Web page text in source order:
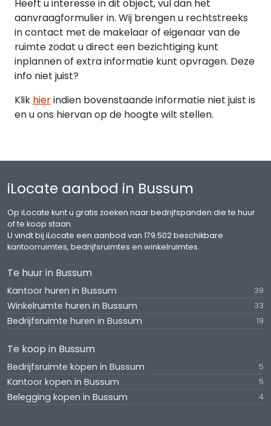
Huurprijsindexering
Jaarlijks, voor het eerst één jaar na de
huuringangsdatum, wordt de laatst geldende
huurprijs verhoogd op basis van het
maandprijsindexcijfer volgens de
consumentenprijsindex (CPI) reeks alle
huishoudens (2015 = 100), gepubliceerd door het
De op te stellen huurovereenkomst is conform de
Zaken in september 2012 is vastgesteld en zoals
gehanteerd door de Nederlandse Vereniging van
Makelaars (NVM) met de bijbehorende algemene
Bestemming
De richtlijnen van de NS geven aan dat de winkel
bestemd is voor horeca.
Gunning
De verhuurder behoudt zich het recht van gunning
voor.
Heeft u interesse in dit object, vul dan het
aanvraagformulier in. Wij brengen u rechtstreeks
in contact met de makelaar of eigenaar van de
ruimte zodat u direct een bezichtiging kunt
inplannen of extra informatie kunt opvragen. Deze
info niet juist?
Klik hierindien bovenstaande informatie niet juist is
en u ons hiervan op de hoogte wilt stellen.
iLocate aanbod in Bussum
Op iLocate kunt u gratis zoeken naar bedrijfspanden die te huur
of te koop staan.
U vindt bij iLocate een aanbod van 179.502 beschikbare
kantoorruimtes, bedrijfsruimtes en winkelruimtes.
Te huur in Bussum
Kantoor huren in Bussum 39
Winkelruimte huren in Bussum 33
Bedrijfsruimte huren in Bussum 19
Te koop in Bussum
Bedrijfsruimte kopen in Bussum 5
Kantoor kopen in Bussum 5
Belegging kopen in Bussum 4